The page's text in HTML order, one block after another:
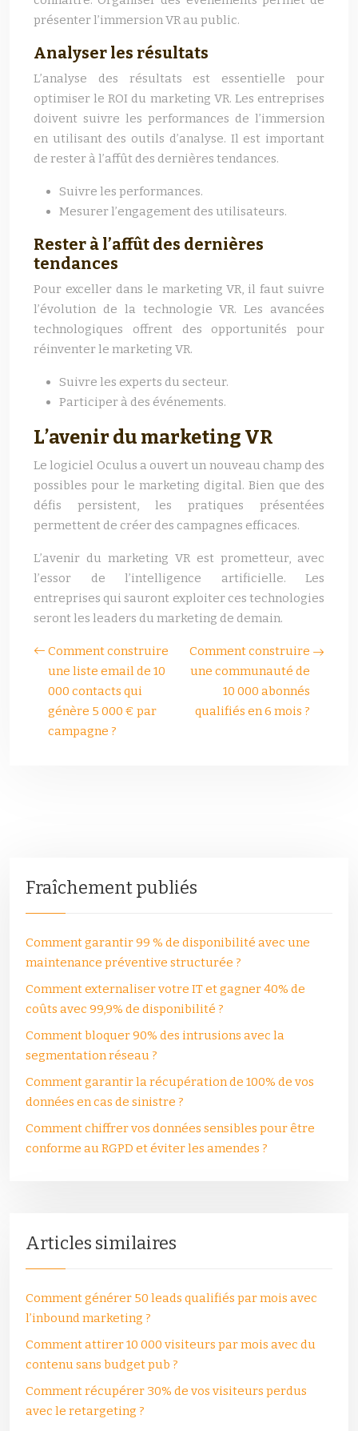
présenter l’immersion VR au public.
Analyser les résultats
L’analyse des résultats est essentielle pour
optimiser le ROI du marketing VR. Les entreprises
doivent suivre les performances de l’immersion
en utilisant des outils d’analyse. Il est important
de rester à l’affût des dernières tendances.
Suivre les performances.
Mesurer l’engagement des utilisateurs.
Rester à l’affût des dernières
tendances
Pour exceller dans le marketing VR, il faut suivre
l’évolution de la technologie VR. Les avancées
technologiques offrent des opportunités pour
réinventer le marketing VR.
Suivre les experts du secteur.
Participer à des événements.
L’avenir du marketing VR
Le logiciel Oculus a ouvert un nouveau champ des
possibles pour le marketing digital. Bien que des
défis persistent, les pratiques présentées
permettent de créer des campagnes efficaces.
L’avenir du marketing VR est prometteur, avec
l’essor de l’intelligence artificielle. Les
entreprises qui sauront exploiter ces technologies
seront les leaders du marketing de demain.
Comment construire
une liste email de 10
000 contacts qui
génère 5 000 € par
campagne ?
Comment construire
une communauté de
10 000 abonnés
qualifiés en 6 mois ?
Fraîchement publiés
Comment garantir 99 % de disponibilité avec une
maintenance préventive structurée ?
Comment externaliser votre IT et gagner 40% de
coûts avec 99,9% de disponibilité ?
Comment bloquer 90% des intrusions avec la
segmentation réseau ?
Comment garantir la récupération de 100% de vos
données en cas de sinistre ?
Comment chiffrer vos données sensibles pour être
conforme au RGPD et éviter les amendes ?
Articles similaires
Comment générer 50 leads qualifiés par mois avec
l’inbound marketing ?
Comment attirer 10 000 visiteurs par mois avec du
contenu sans budget pub ?
Comment récupérer 30% de vos visiteurs perdus
avec le retargeting ?